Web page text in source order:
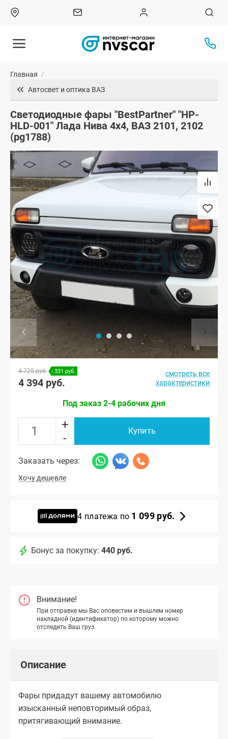
Главная /
Автосвет и оптика ВАЗ
Светодиодные фары "BestPartner" "HP-
HLD-001" Лада Нива 4х4, ВАЗ 2101, 2102
(pg1788)
4 725 руб. - 331 руб.
4 394 руб.
смотреть все
характеристики
Под заказ 2-4 рабочих дня
+
-
Купить
Заказать через:
Хочу дешевле
4 платежа по 1 099 руб.
Бонус за покупку: 440 руб.
Внимание!
При отправке мы Вас оповестим и вышлем номер
накладной (идентификатор) по которому можно
отследить Ваш груз.
Описание
Фары придадут вашему автомобилю
изысканный неповторимый образ,
притягивающий внимание.